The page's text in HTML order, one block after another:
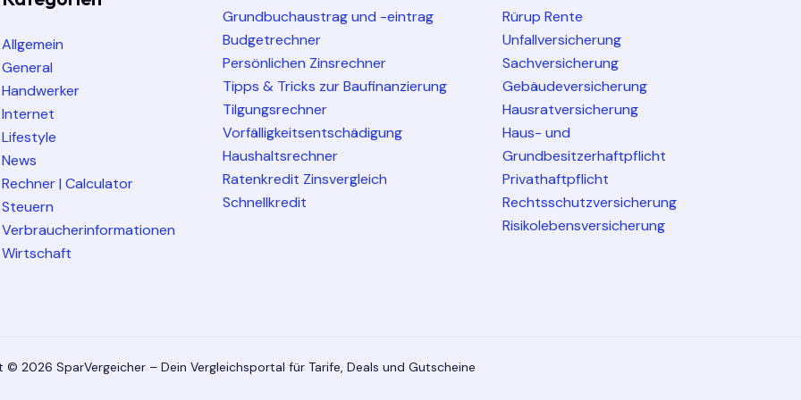
Allgemein
General
Handwerker
Internet
Lifestyle
News
Rechner | Calculator
Steuern
Verbraucherinformationen
Wirtschaft
Grundbuchaustrag und -eintrag
Budgetrechner
Persönlichen Zinsrechner
Tipps & Tricks zur Baufinanzierung
Tilgungsrechner
Vorfälligkeitsentschädigung
Haushaltsrechner
Ratenkredit Zinsvergleich
Schnellkredit
Rürup Rente
Unfallversicherung
Sachversicherung
Gebäudeversicherung
Hausratversicherung
Haus- und
Grundbesitzerhaftpflicht
Privathaftpflicht
Rechtsschutzversicherung
Risikolebensversicherung
© 2026 SparVergeicher – Dein Vergleichsportal für Tarife, Deals und Gutscheine